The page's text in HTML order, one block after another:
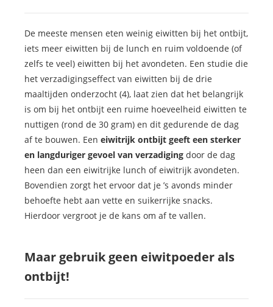
De meeste mensen eten weinig eiwitten bij het ontbijt,
iets meer eiwitten bij de lunch en ruim voldoende (of
zelfs te veel) eiwitten bij het avondeten. Een studie die
het verzadigingseffect van eiwitten bij de drie
maaltijden onderzocht (4), laat zien dat het belangrijk
is om bij het ontbijt een ruime hoeveelheid eiwitten te
nuttigen (rond de 30 gram) en dit gedurende de dag
af te bouwen. Een eiwitrijk ontbijt geeft een sterker
en langduriger gevoel van verzadiging door de dag
heen dan een eiwitrijke lunch of eiwitrijk avondeten.
Bovendien zorgt het ervoor dat je ’s avonds minder
behoefte hebt aan vette en suikerrijke snacks.
Hierdoor vergroot je de kans om af te vallen.
Maar gebruik geen eiwitpoeder als
ontbijt!